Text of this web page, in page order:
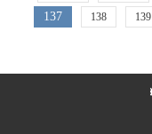
137 138 139